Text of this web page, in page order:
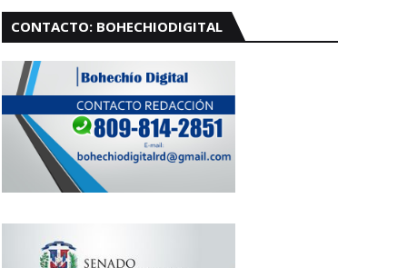
CONTACTO: BOHECHIODIGITAL